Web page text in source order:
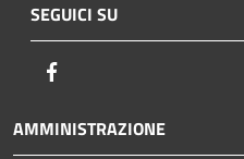
SEGUICI SU
AMMINISTRAZIONE